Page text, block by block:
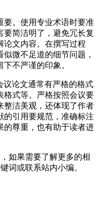
要。使用专业术语时要准
要简洁明了，避免冗长复
论文内容。在撰写过程
微不足道的细节问题，
不严谨的印象。
议论文通常有严格的格式
格式等。严格按照会议要
整洁美观，还体现了作者
的引用要规范，准确标注
的尊重，也有助于读者进
如果需要了解更多的相
词或联系站内小编。